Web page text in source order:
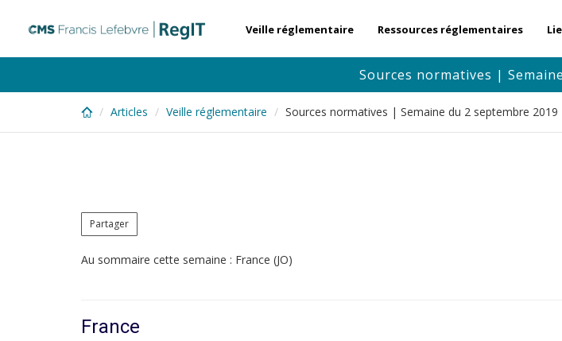
content
Veille réglementaire Ressources réglementaires
Sources normatives |
Articles Veille réglementaire Sources normatives | Semaine du 2 septembre 2019
Partager
Au sommaire cette semaine : France (JO)
France